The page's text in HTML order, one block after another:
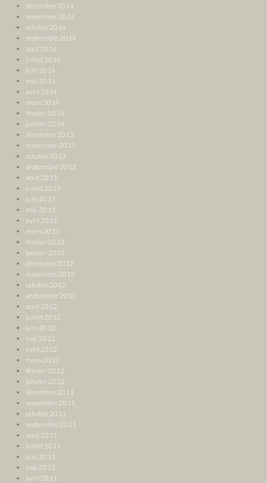
décembre 2014
novembre 2014
octobre 2014
septembre 2014
août 2014
juillet 2014
juin 2014
mai 2014
avril 2014
mars 2014
février 2014
janvier 2014
décembre 2013
novembre 2013
octobre 2013
septembre 2013
août 2013
juillet 2013
juin 2013
mai 2013
avril 2013
mars 2013
février 2013
janvier 2013
décembre 2012
novembre 2012
octobre 2012
septembre 2012
août 2012
juillet 2012
juin 2012
mai 2012
avril 2012
mars 2012
février 2012
janvier 2012
décembre 2011
novembre 2011
octobre 2011
septembre 2011
août 2011
juillet 2011
juin 2011
mai 2011
avril 2011